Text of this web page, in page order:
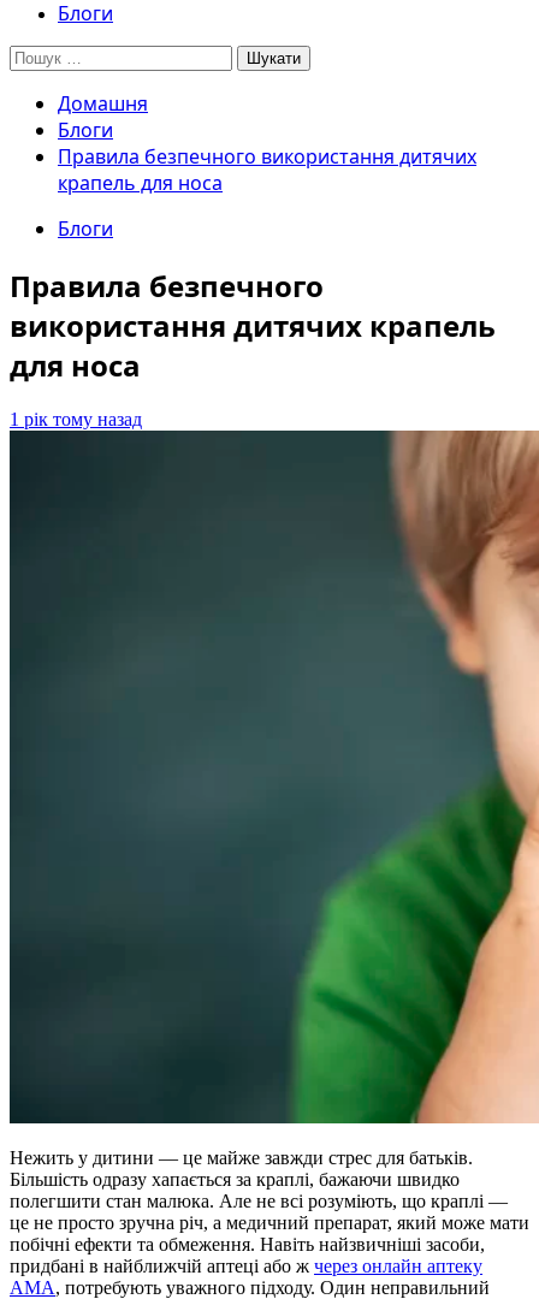
Блоги
Пошук:
Домашня
Блоги
Правила безпечного використання дитячих
крапель для носа
Блоги
Правила безпечного
використання дитячих крапель
для носа
1 рік тому назад
Нежить у дитини — це майже завжди стрес для батьків.
Більшість одразу хапається за краплі, бажаючи швидко
полегшити стан малюка. Але не всі розуміють, що краплі —
це не просто зручна річ, а медичний препарат, який може мати
побічні ефекти та обмеження. Навіть найзвичніші засоби,
придбані в найближчій аптеці або ж через онлайн аптеку
АМА, потребують уважного підходу. Один неправильний